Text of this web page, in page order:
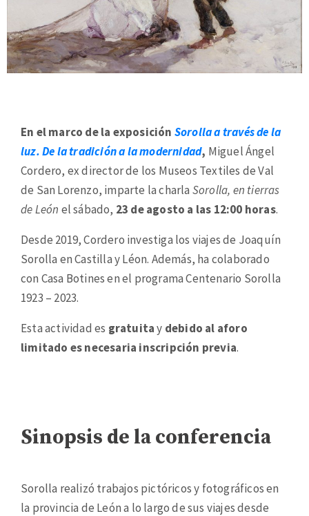
En el marco de la exposición Sorolla a través de la
luz. De la tradición a la modernidad, Miguel Ángel
Cordero, ex director de los Museos Textiles de Val
de San Lorenzo, imparte la charla Sorolla, en tierras
de León el sábado, 23 de agosto a las 12:00 horas.
Desde 2019, Cordero investiga los viajes de Joaquín
Sorolla en Castilla y Léon. Además, ha colaborado
con Casa Botines en el programa Centenario Sorolla
1923 – 2023.
Esta actividad es gratuitay debido al aforo
limitado es necesaria inscripción previa.
Sinopsis de la conferencia
Sorolla realizó trabajos pictóricos y fotográficos en
la provincia de León a lo largo de sus viajes desde